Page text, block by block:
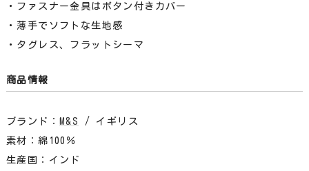
・ファスナー金具はボタン付きカバー
・薄手でソフトな生地感
・タグレス、フラットシーマ
商品情報
ブランド： M&S
/ イギリス
素材：綿100％
生産国：インド